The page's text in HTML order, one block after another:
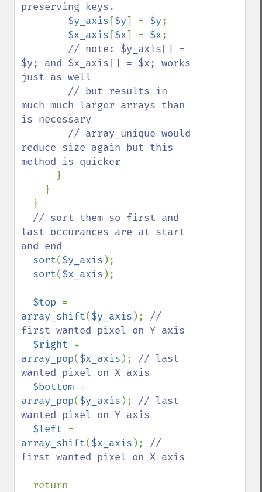
preserving keys.
$y_axis [$y] = $y;
$x_axis [$x] = $x;
// note: $y_axis[] =
$y; and $x_axis[] = $x; works
just as well
much much larger arrays than
is necessary
reduce size again but this
method is quicker
}
// sort them so first and
last occurances are at start
and end
sort($y_axis );
sort($x_axis );
$top
array_shift($y_axis ); //
first wanted pixel on Y axis
$right
array_pop($x_axis ); // last
wanted pixel on X axis
$bottom
array_pop($y_axis ); // last
wanted pixel on Y axis
$left
array_shift($x_axis ); //
first wanted pixel on X axis
return